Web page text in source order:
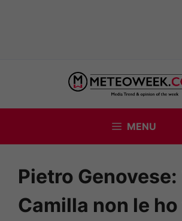
contenuto
MENU
Pietro Genovese:
Camilla non le